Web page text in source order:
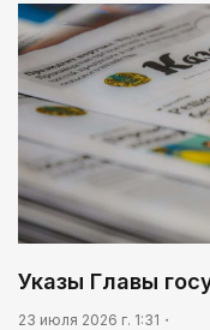
Указы Главы
23 июля 2026 г. 1:31